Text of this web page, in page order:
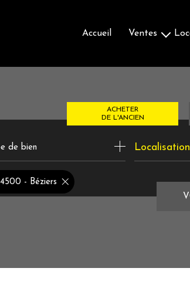
accueil ventes
Autres
ACHETER
DE L'ANCIEN
de l'ancien
de bien Localisation
- Béziers